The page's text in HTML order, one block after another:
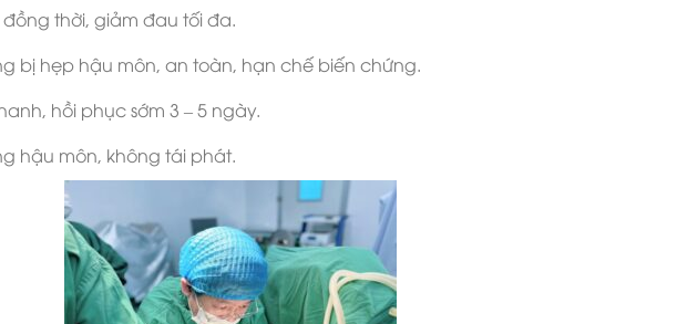
thời, giảm đau tối đa.
bị hẹp hậu môn, an toàn, hạn chế biến chứng.
hồi phục sớm 3 – 5 ngày.
hậu môn, không tái phát.